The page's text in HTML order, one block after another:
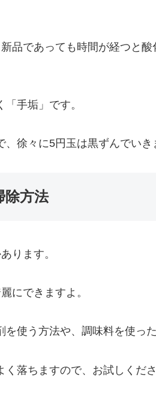
品であっても時間が経つと酸
手垢」です。
徐々に5円玉は黒ずんでいき
除方法
ります。
にできますよ。
使う方法や、調味料を使っ
落ちますので、お試しくださ